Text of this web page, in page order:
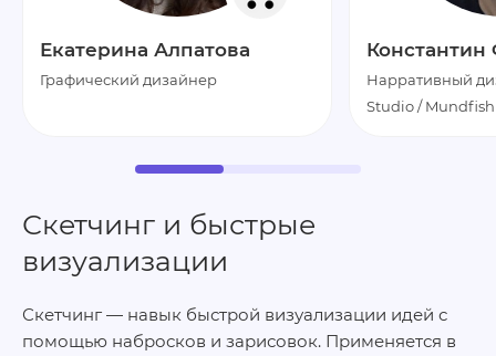
Екатерина Алпатова
Графический дизайнер
Константин
Нарративный
Studio / Mundfish
Скетчинг и быстрые
визуализации
Скетчинг — навык быстрой визуализации идей с
помощью набросков и зарисовок. Применяется в